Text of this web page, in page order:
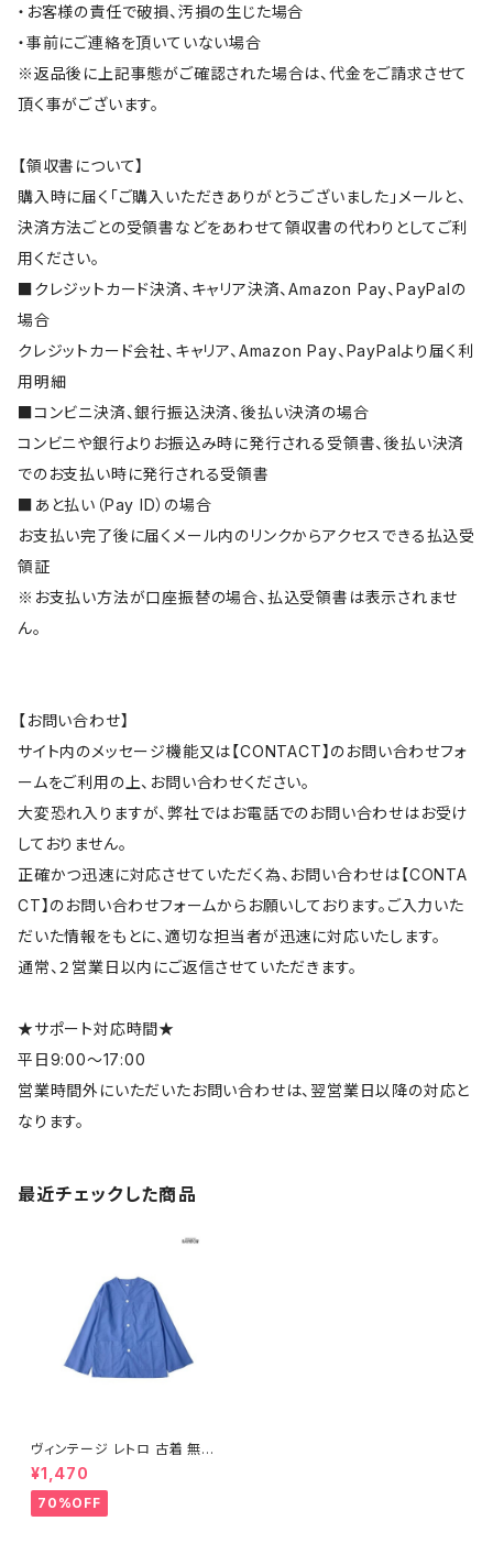
・お客様の責任で破損、汚損の生じた場合
・事前にご連絡を頂いていない場合
※返品後に上記事態がご確認された場合は、代金をご請求させて
頂く事がございます。
【領収書について】
購入時に届く「ご購入いただきありがとうございました」メールと、
決済方法ごとの受領書などをあわせて領収書の代わりとしてご利
用ください。
■クレジットカード決済、キャリア決済、Amazon Pay、PayPalの
場合
クレジットカード会社、キャリア、Amazon Pay、PayPalより届く利
用明細
■コンビニ決済、銀行振込決済、後払い決済の場合
コンビニや銀行よりお振込み時に発行される受領書、後払い決済
でのお支払い時に発行される受領書
■あと払い（Pay ID）の場合
お支払い完了後に届くメール内のリンクからアクセスできる払込受
領証
※お支払い方法が口座振替の場合、払込受領書は表示されませ
ん。
【お問い合わせ】
サイト内のメッセージ機能又は【CONTACT】のお問い合わせフォ
ームをご利用の上、お問い合わせください。
大変恐れ入りますが、弊社ではお電話でのお問い合わせはお受け
しておりません。
正確かつ迅速に対応させていただく為、お問い合わせは【CONTA
CT】のお問い合わせフォームからお願いしております。ご入力いた
だいた情報をもとに、適切な担当者が迅速に対応いたします。
通常、２営業日以内にご返信させていただきます。
★サポート対応時間★
平日9:00～17:00
営業時間外にいただいたお問い合わせは、翌営業日以降の対応と
なります。
最近チェックした商品
ヴィンテージ レトロ 古着 無地
コットン アウター 無地 羽織り
青 (ttu2308011)
¥1,470
70%OFF